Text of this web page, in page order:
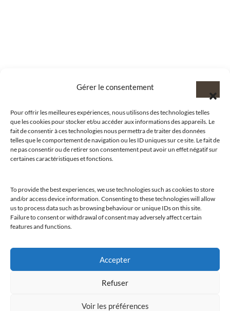
Gérer le consentement
Pour offrir les meilleures expériences, nous utilisons des technologies telles
que les cookies pour stocker et/ou accéder aux informations des appareils. Le
fait de consentir à ces technologies nous permettra de traiter des données
telles que le comportement de navigation ou les ID uniques sur ce site. Le fait de
ne pas consentir ou de retirer son consentement peut avoir un effet négatif sur
certaines caractéristiques et fonctions.
To provide the best experiences, we use technologies such as cookies to store
and/or access device information. Consenting to these technologies will allow
us to process data such as browsing behaviour or unique IDs on this site.
Failure to consent or withdrawal of consent may adversely affect certain
features and functions.
Accepter
Refuser
Voir les préférences
@clubamilcar